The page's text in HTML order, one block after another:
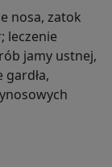
nosa, zatok
leczenie
jamy ustnej,
gardła,